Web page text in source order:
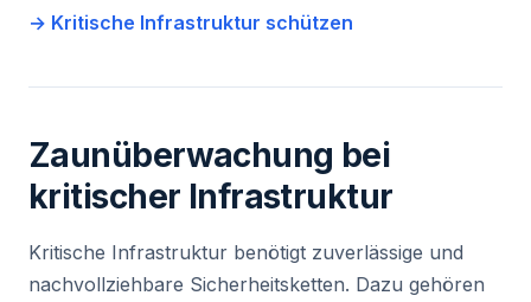
→ Kritische Infrastruktur schützen
Zaunüberwachung bei
kritischer Infrastruktur
Kritische Infrastruktur benötigt zuverlässige und
nachvollziehbare Sicherheitsketten. Dazu gehören